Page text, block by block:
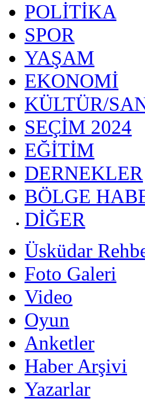
POLİTİKA
SPOR
YAŞAM
EKONOMİ
KÜLTÜR/
SEÇİM 2024
EĞİTİM
DERNEKLER
BÖLGE
DİĞER
Üsküdar
Foto Galeri
Video
Oyun
Anketler
Haber Arşivi
Yazarlar